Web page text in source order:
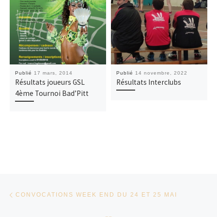
Publié 17 mars, 2014
Résultats joueurs GSL
4ème Tournoi Bad’Pitt
Publié 14 novembre, 2022
Résultats Interclubs
CONVOCATIONS WEEK END DU 24 ET 25 MAI